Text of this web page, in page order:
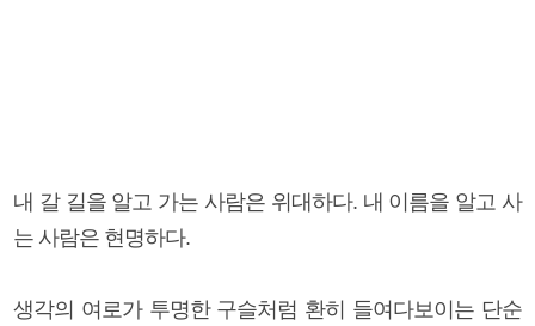
내 갈 길을 알고 가는 사람은 위대하다. 내 이름을 알고 사
는 사람은 현명하다.
생각의 여로가 투명한 구슬처럼 환히 들여다보이는 단순